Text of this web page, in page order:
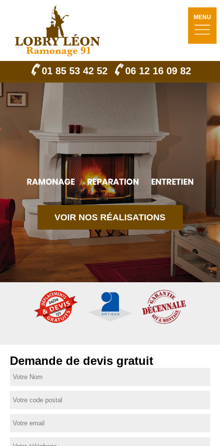
MENU
01 85 53 42 52 06 12 16 09 82
VOIR NOS RÉALISATIONS
Demande de devis gratuit